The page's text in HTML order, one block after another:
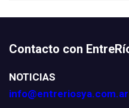
Contacto con
NOTICIAS
info@entreriosya.com.ar